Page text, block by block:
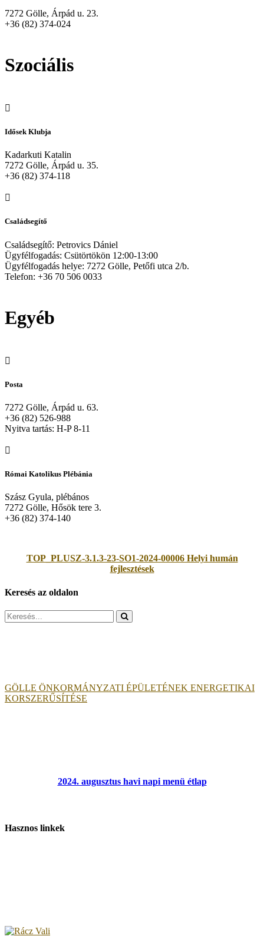
7272 Gölle, Árpád u. 23.
+36 (82) 374-024
Szociális
Idősek Klubja
Kadarkuti Katalin
7272 Gölle, Árpád u. 35.
+36 (82) 374-118
Családsegítő
Családsegítő: Petrovics Dániel
Ügyfélfogadás: Csütörtökön 12:00-13:00
Ügyfélfogadás helye: 7272 Gölle, Petőfi utca 2/b.
Telefon: +36 70 506 0033
Egyéb
Posta
7272 Gölle, Árpád u. 63.
+36 (82) 526-988
Nyitva tartás: H-P 8-11
Római Katolikus Plébánia
Szász Gyula, plébános
7272 Gölle, Hősök tere 3.
+36 (82) 374-140
TOP_PLUSZ-3.1.3-23-SO1-2024-00006 Helyi humán
fejlesztések
Keresés az oldalon
Search
for:
GÖLLE ÖNKORMÁNYZATI ÉPÜLETÉNEK ENERGETIKAI
KORSZERŰSÍTÉSE
2024. augusztus havi napi menü étlap
Hasznos linkek